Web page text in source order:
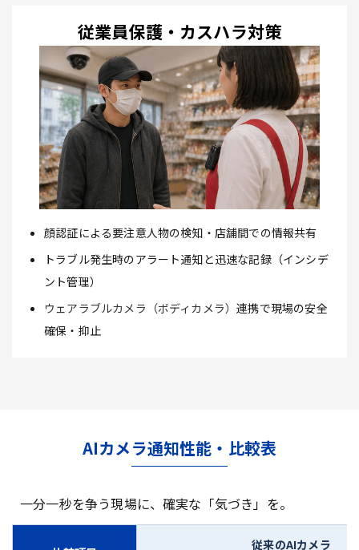
従業員保護・カスハラ対策
顔認証による要注意人物の検知・店舗間での情報共有
トラブル発生時のアラート通知と迅速な記録（インシデ
ント管理）
ウェアラブルカメラ（ボディカメラ）連携で現場の安全
確保・抑止
AIカメラ通知性能・比較表
一分一秒を争う現場に、確実な「気づき」を。
従来のAIカメラ